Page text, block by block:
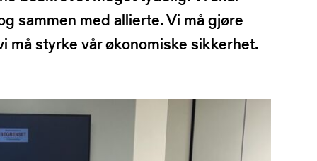
sammen med allierte. Vi må gjøre
må styrke vår økonomiske sikkerhet.